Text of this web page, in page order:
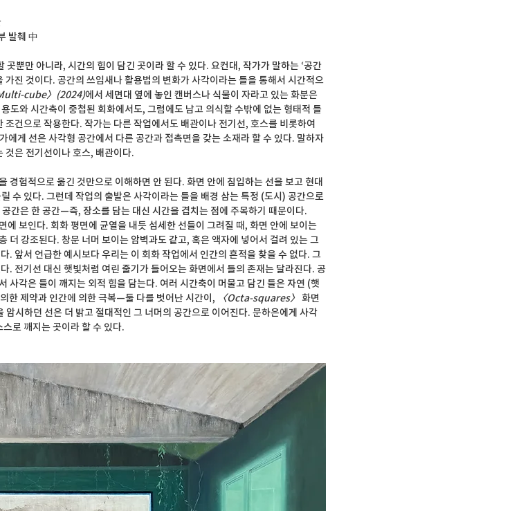
발췌 中
뿐만 아니라, 시간의 힘이 담긴 곳이라 할 수 있다. 요컨대, 작가가 말하는 ‘공간
가진 것이다. 공간의 쓰임새나 활용법의 변화가 사각이라는 틀을 통해서 시간적으
cube〉(2024)에서 세면대 옆에 놓인 캔버스나 식물이 자라고 있는 화분은
도와 시간축이 중첩된 회화에서도, 그럼에도 남고 의식할 수밖에 없는 형태적 틀
건으로 작용한다. 작가는 다른 작업에서도 배관이나 전기선, 호스를 비롯하여
에게 선은 사각형 공간에서 다른 공간과 접촉면을 갖는 소재라 할 수 있다. 말하자
것은 전기선이나 호스, 배관이다.
경험적으로 옮긴 것만으로 이해하면 안 된다. 화면 안에 침입하는 선을 보고 현대
수 있다. 그런데 작업의 출발은 사각이라는 틀을 배경 삼는 특정 (도시) 공간으로
간은 한 공간—즉, 장소를 담는 대신 시간을 겹치는 점에 주목하기 때문이다.
에 보인다. 회화 평면에 균열을 내듯 섬세한 선들이 그려질 때, 화면 안에 보이는
더 강조된다. 창문 너머 보이는 암벽과도 같고, 혹은 액자에 넣어서 걸려 있는 그
. 앞서 언급한 예시보다 우리는 이 회화 작업에서 인간의 흔적을 찾을 수 없다. 그
. 전기선 대신 햇빛처럼 여린 줄기가 들어오는 화면에서 틀의 존재는 달라진다. 공
사각은 틀이 깨지는 외적 힘을 담는다. 여러 시간축이 머물고 담긴 틀은 자연 (햇
한 제약과 인간에 의한 극복—둘 다를 벗어난 시간이,
〈Octa-squares〉 화면
시하던 선은 더 밝고 절대적인 그 너머의 공간으로 이어진다. 문하은에게 사각
로 깨지는 곳이라 할 수 있다.